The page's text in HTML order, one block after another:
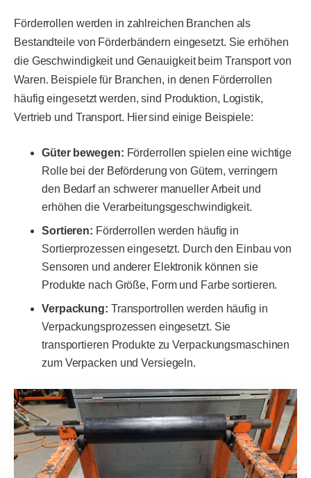
Förderrollen werden in zahlreichen Branchen als
Bestandteile von Förderbändern eingesetzt. Sie erhöhen
die Geschwindigkeit und Genauigkeit beim Transport von
Waren. Beispiele für Branchen, in denen Förderrollen
häufig eingesetzt werden, sind Produktion, Logistik,
Vertrieb und Transport. Hiersind einige Beispiele:
Güter bewegen: Förderrollen spielen eine wichtige
Rolle bei der Beförderung von Gütern, verringern
den Bedarf an schwerer manueller Arbeit und
erhöhen die Verarbeitungsgeschwindigkeit.
Sortieren: Förderrollen werden häufig in
Sortierprozessen eingesetzt. Durch den Einbau von
Sensoren und anderer Elektronik können sie
Produkte nach Größe, Form und Farbe sortieren.
Verpackung: Transportrollen werden häufig in
Verpackungsprozessen eingesetzt. Sie
transportieren Produkte zu Verpackungsmaschinen
zum Verpacken und Versiegeln.